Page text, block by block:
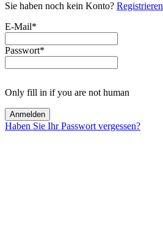
Sie haben noch kein Konto? Registrieren
E-Mail*
Passwort*
Only fill in if you are not human
Haben Sie Ihr Passwort vergessen?